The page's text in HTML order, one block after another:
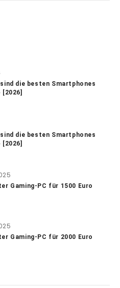
die besten Smartphones
[2026]
die besten Smartphones
[2026]
Gaming-PC für 1500 Euro
Gaming-PC für 2000 Euro